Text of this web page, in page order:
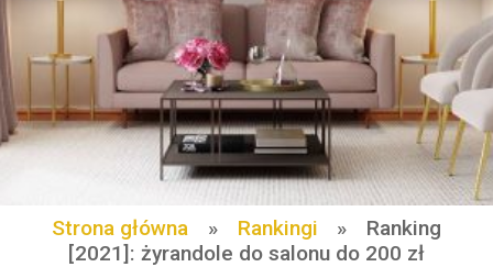
Strona główna » Rankingi »
Ranking
[2021]: żyrandole do salonu do 200 zł